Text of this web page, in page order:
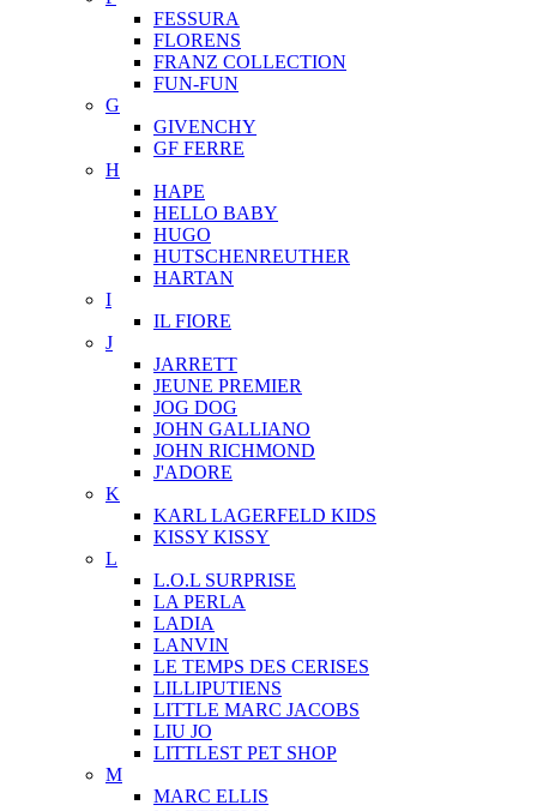
FESSURA
FLORENS
FRANZ COLLECTION
FUN-FUN
G
GIVENCHY
GF FERRE
H
HAPE
HELLO BABY
HUGO
HUTSCHENREUTHER
HARTAN
I
IL FIORE
J
JARRETT
JEUNE PREMIER
JOG DOG
JOHN GALLIANO
JOHN RICHMOND
J'ADORE
K
KARL LAGERFELD KIDS
KISSY KISSY
L
L.O.L SURPRISE
LA PERLA
LADIA
LANVIN
LE TEMPS DES CERISES
LILLIPUTIENS
LITTLE MARC JACOBS
LIU JO
LITTLEST PET SHOP
M
MARC ELLIS